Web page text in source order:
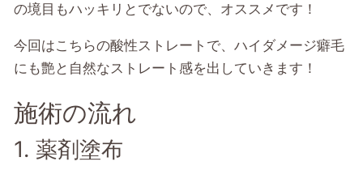
の境目もハッキリとでないので、オススメです！
今回はこちらの酸性ストレートで、ハイダメージ癖毛
にも艶と自然なストレート感を出していきます！
施術の流れ
1. 薬剤塗布